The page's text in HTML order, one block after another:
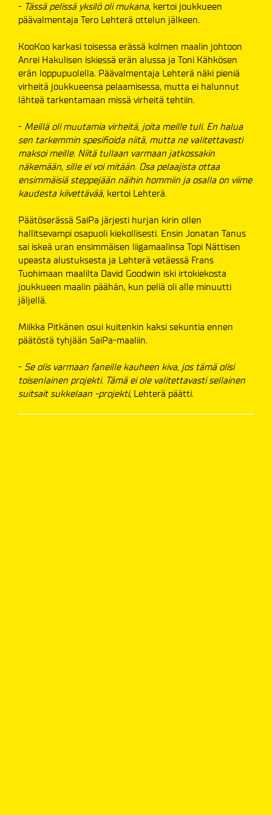
- Tässä pelissä yksilö oli mukana, kertoi joukkueen
päävalmentaja Tero Lehterä ottelun jälkeen.
KooKoo karkasi toisessa erässä kolmen maalin johtoon
Anrei Hakulisen iskiessä erän alussa ja Toni Kähkösen
erän loppupuolella. Päävalmentaja Lehterä näki pieniä
virheitä joukkueensa pelaamisessa, mutta ei halunnut
lähteä tarkentamaan missä virheitä tehtiin.
- Meillä oli muutamia virheitä, joita meille tuli. En halua
sen tarkemmin spesifioida niitä, mutta ne valitettavasti
maksoi meille. Niitä tullaan varmaan jatkossakin
näkemään, sille ei voi mitään. Osa pelaajista ottaa
ensimmäisiä steppejään näihin hommiin ja osalla on viime
kaudesta kiivettävää, kertoi Lehterä.
Päätöserässä SaiPa järjesti hurjan kirin ollen
hallitsevampi osapuoli kiekollisesti. Ensin Jonatan Tanus
sai iskeä uran ensimmäisen liigamaalinsa Topi Nättisen
upeasta alustuksesta ja Lehterä vetäessä Frans
Tuohimaan maalilta David Goodwin iski irtokiekosta
joukkueen maalin päähän, kun peliä oli alle minuutti
jäljellä.
Miikka Pitkänen osui kuitenkin kaksi sekuntia ennen
päätöstä tyhjään SaiPa-maaliin.
- Se olis varmaan faneille kauheen kiva, jos tämä olisi
toisenlainen projekti. Tämä ei ole valitettavasti sellainen
suitsait sukkelaan -projekti, Lehterä päätti.